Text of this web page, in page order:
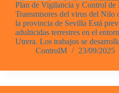
Plan de Vigilancia y Control de
Transmisores del virus del Nilo
la provincia de Sevilla Está
adulticidas terrestres en el
Utrera. Los trabajos se
ControlM
23/09/2025